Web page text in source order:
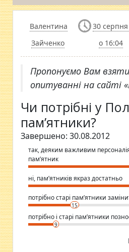
Валентина
Зайченко
30
о 16:04
Пропонуємо Вам
опитуванні на сайті
Чи потрібні у
пам’ятники?
Завершено: 30.08.2012
так, деяким важливим
пам’ятник
ні, пам’ятників якраз достатньо
потрібно старі пам’ятники
15
потрібно і старі пам’ятники
9